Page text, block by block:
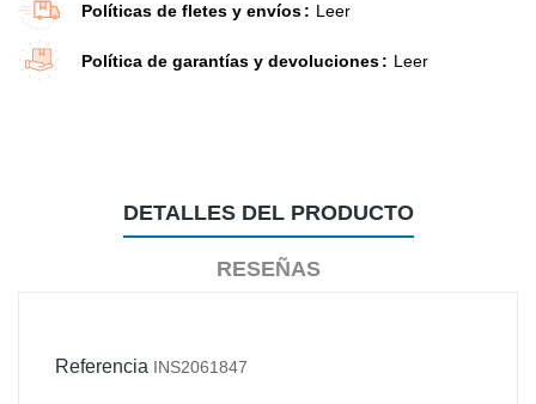
Políticas de fletes y envíos Leer
Política de garantías y devoluciones Leer
DETALLES DEL PRODUCTO
RESEÑAS
Referencia INS2061847